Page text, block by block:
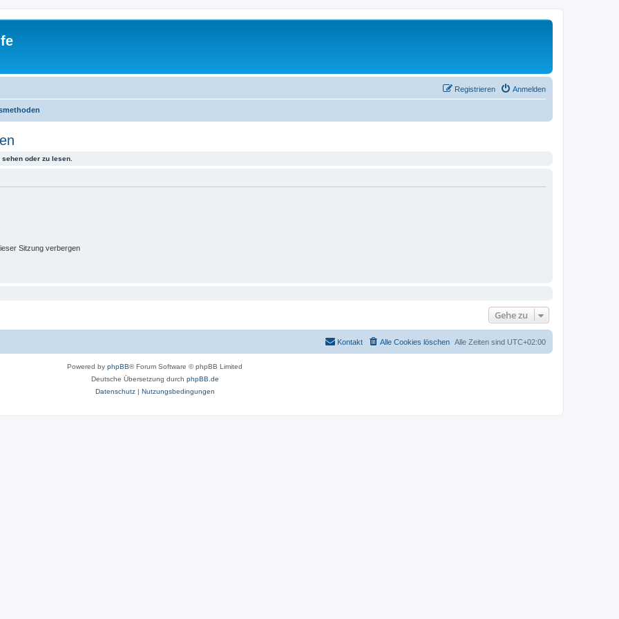
Anmelden
Registrieren
oder zu lesen.
Sitzung verbergen
Gehe zu
Alle Zeiten sind UTC+02:00
Alle Cookies löschen
Kontakt
Powered by phpBB® Forum Software © phpBB Limited
Deutsche Übersetzung durch phpBB.de
Datenschutz| Nutzungsbedingungen